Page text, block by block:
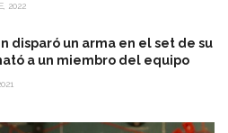
2022
disparó un arma en el set de su
a un miembro del equipo